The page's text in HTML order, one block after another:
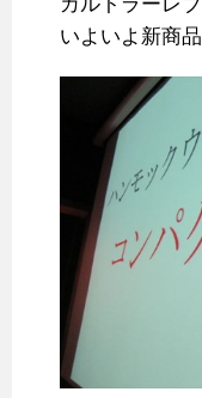
いよいよ新商品